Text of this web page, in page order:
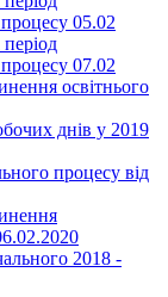
05.02
07.02
освітнього
днів у 2019
процесу від
2018 -